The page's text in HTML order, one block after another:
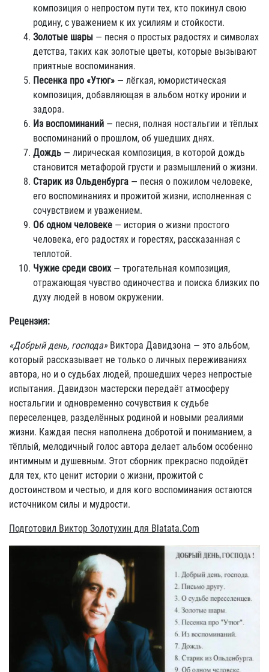
композиция о непростом пути тех, кто покинул свою
родину, с уважением к их усилиям и стойкости.
Золотые шары — песня о простых радостях и символах
детства, таких как золотые цветы, которые вызывают
приятные воспоминания.
Песенка про «Утюг» — лёгкая, юмористическая
композиция, добавляющая в альбом нотку иронии и
задора.
Из воспоминаний — песня, полная ностальгии и тёплых
воспоминаний о прошлом, об ушедших днях.
Дождь — лирическая композиция, в которой дождь
становится метафорой грусти и размышлений о жизни.
Старик из Ольденбурга — песня о пожилом человеке,
его воспоминаниях и прожитой жизни, исполненная с
сочувствием и уважением.
Об одном человеке — история о жизни простого
человека, его радостях и горестях, рассказанная с
теплотой.
Чужие среди своих— трогательная композиция,
отражающая чувство одиночества и поиска близких по
духу людей в новом окружении.
Рецензия:
«Добрый день, господа»Виктора Давидзона — это альбом,
который рассказывает не только о личных переживаниях
автора, но и о судьбах людей, прошедших через непростые
испытания. Давидзон мастерски передаёт атмосферу
ностальгии и одновременно сочувствия к судьбе
переселенцев, разделённых родиной и новыми реалиями
жизни. Каждая песня наполнена добротой и пониманием, а
тёплый, мелодичный голос автора делает альбом особенно
интимным и душевным. Этот сборник прекрасно подойдёт
для тех, кто ценит истории о жизни, прожитой с
достоинством и честью, и для кого воспоминания остаются
источником силы и мудрости.
Подготовил Виктор Золотухин для Blatata.Com